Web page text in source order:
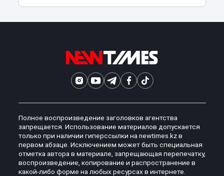
Полное воспроизведение заголовков агентства
запрещается. Использование материалов допускается
только при наличии гиперссылки на newtimes.kz в
первом абзаце. Исключением может быть специальная
отметка автора в материале, запрещающая перепечатку,
воспроизведение, копирование и распространение в
какой-либо форме на любых ресурсах в интернете.